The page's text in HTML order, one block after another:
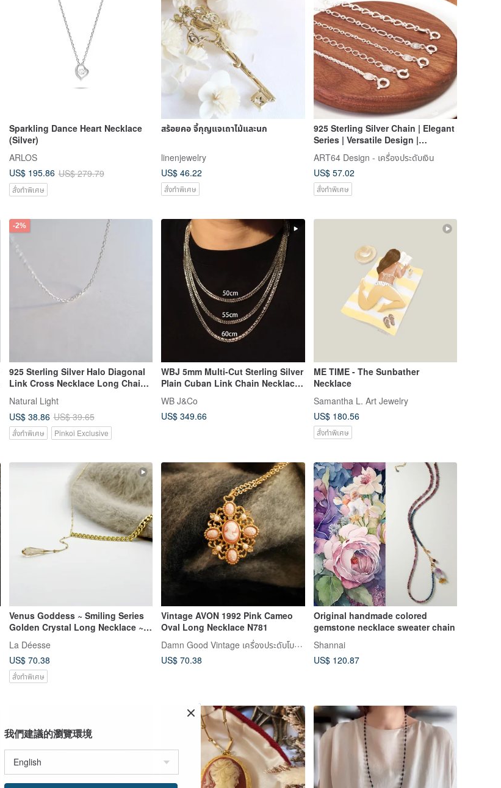
Sparkling Dance Heart Necklace
(Silver)
ARLOS
US$ 195.86 US$ 279.79
สั่งทำพิเศษ
สร้อยคอ จี้กุญแจเถาไม้และนก
linenjewelry
US$ 46.22
สั่งทำพิเศษ
925 Sterling Silver Chain | Elegant
Series | Versatile Design |
Women's Necklace | Delicate
Chain | Customizable Length
ART64 Design - เครื่องประดับเงิน
US$ 57.02
สั่งทำพิเศษ
-2%
925 Sterling Silver Halo Diagonal
Link Cross Necklace Long Chain
Short Chain Clavicle Chain Free
Packaging
Natural Light
US$ 38.86 US$ 39.65
สั่งทำพิเศษ Pinkoi Exclusive
WBJ 5mm Multi-Cut Sterling Silver
Plain Cuban Link Chain Necklace
with 18K White Gold plating -
Solid Silver Chain
WB J&Co
US$ 349.66
ME TIME - The Sunbather
Necklace
Samantha L. Art Jewelry
US$ 180.56
สั่งทำพิเศษ
Venus Goddess ~ Smiling Series
Golden Crystal Long Necklace ~
La Déesse
US$ 70.38
สั่งทำพิเศษ
Vintage AVON 1992 Pink Cameo
Oval Long Necklace N781
Damn Good Vintage เครื่องประดับโบราณแสนงดงาม
US$ 70.38
Original handmade colored
gemstone necklace sweater chain
Shannai
US$ 120.87
我們建議的瀏覽環境